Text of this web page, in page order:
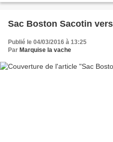
Sac Boston Sacotin
Publié le 04/03/2016 à 13:25
Par Marquise la vache